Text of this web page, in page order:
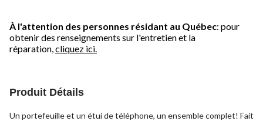
À l'attention des personnes résidant au Québec: pour
obtenir des renseignements sur l'entretien et la
réparation, cliquez ici.
Produit Détails
Un portefeuille et un étui de téléphone, un ensemble complet! Fait